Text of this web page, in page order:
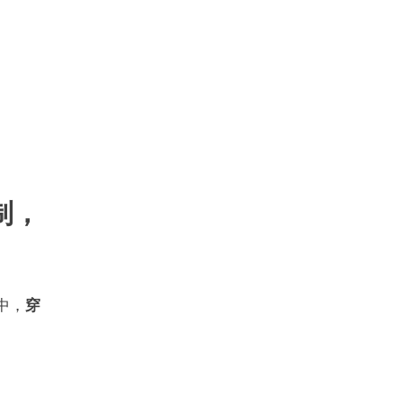
， 穿